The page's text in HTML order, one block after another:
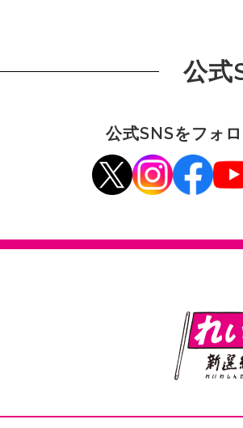
公式
公式SNSをフォ